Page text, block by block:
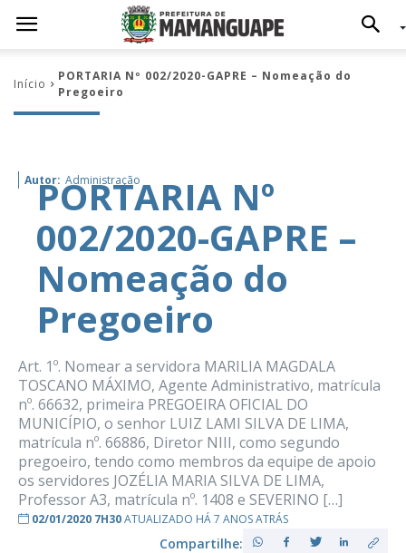
Início
PORTARIA Nº 002/2020-GAPRE – Nomeação do
Pregoeiro
Autor: Administração
PORTARIA Nº
002/2020-GAPRE –
Nomeação do
Pregoeiro
Art. 1º. Nomear a servidora MARILIA MAGDALA
TOSCANO MÁXIMO, Agente Administrativo, matrícula
nº. 66632, primeira PREGOEIRA OFICIAL DO
MUNICÍPIO, o senhor LUIZ LAMI SILVA DE LIMA,
matrícula nº. 66886, Diretor NIII, como segundo
pregoeiro, tendo como membros da equipe de apoio
os servidores JOZÉLIA MARIA SILVA DE LIMA,
Professor A3, matrícula nº. 1408 e SEVERINO […]
02/01/2020 7H30ATUALIZADO HÁ 7 ANOS ATRÁS
Compartilhe: